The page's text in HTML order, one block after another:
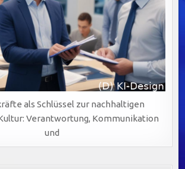
als Schlüssel zur nachhaltigen
Verantwortung, Kommunikation
und